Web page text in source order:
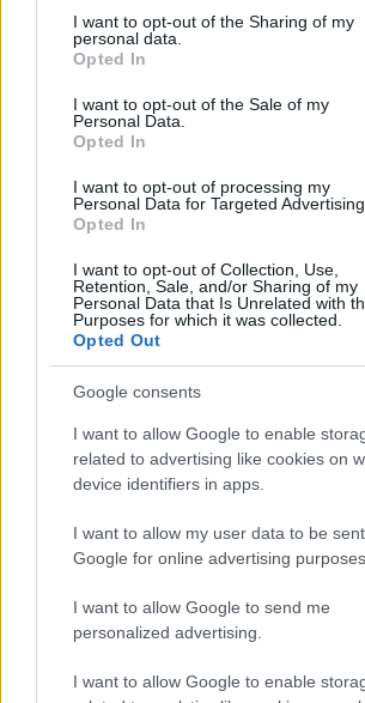
not limited to your visit or usage behaviour.
grant or deny consent to Google and its
use your data for below specified purposes
consent section.
I want to opt-out of the Sharing of my
personal data.
Opted In
I want to opt-out of the Sale of my
Personal Data.
Opted In
I want to opt-out of processing my
Personal Data for Targeted Advertising.
Opted In
I want to opt-out of Collection, Use,
Retention, Sale, and/or Sharing of my
Personal Data that Is Unrelated with
Purposes for which it was collected.
Opted Out
Google consents
I want to allow Google to enable
related to advertising like cookies on
device identifiers in apps.
I want to allow my user data to be
Google for online advertising purposes.
I want to allow Google to send me
personalized advertising.
I want to allow Google to enable
F
a
ce
b
o
o
k
T
w
it
te
r
Pi
te
re
st
W
at
A
p
p
S
a
Articolo precedente
NOTIZIE RECENTI
Le previsioni meteo per il
Gallura
vivo: un amico vip svela come
accoglienza minori chiude
Olbia, divieto di sosta contro
esplode la protesta